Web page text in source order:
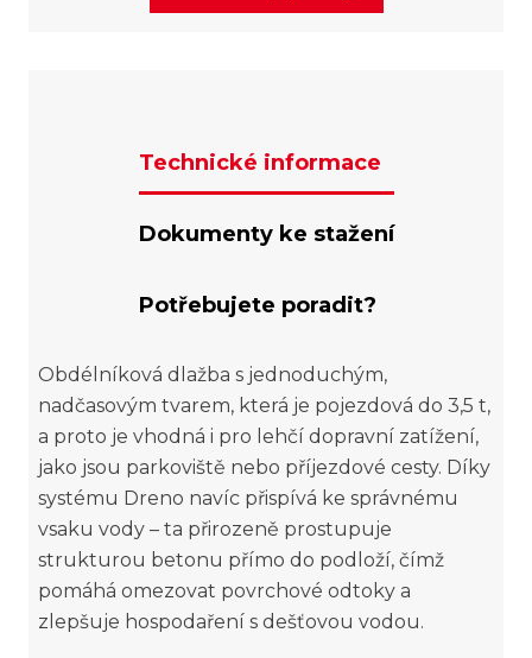
Technické informace
Dokumenty ke stažení
Potřebujete poradit?
Obdélníková dlažba s jednoduchým,
nadčasovým tvarem, která je pojezdová do 3,5 t,
a proto je vhodná i pro lehčí dopravní zatížení,
jako jsou parkoviště nebo příjezdové cesty. Díky
systému Dreno navíc přispívá ke správnému
vsaku vody – ta přirozeně prostupuje
strukturou betonu přímo do podloží, čímž
pomáhá omezovat povrchové odtoky a
zlepšuje hospodaření s dešťovou vodou.